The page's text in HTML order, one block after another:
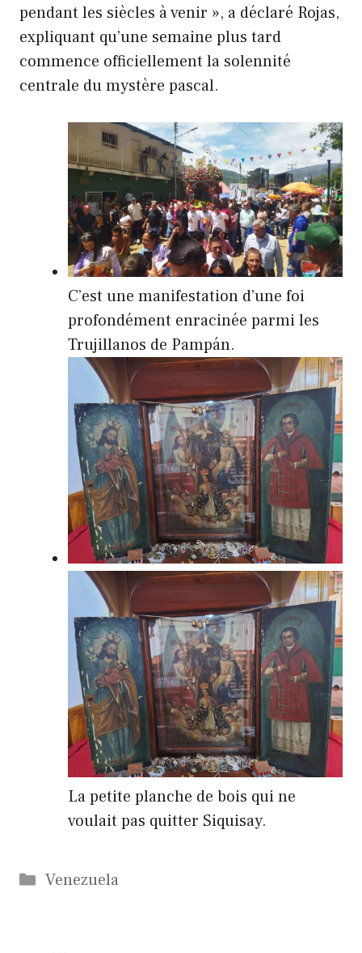
pendant les siècles à venir », a déclaré Rojas,
expliquant qu’une semaine plus tard
commence officiellement la solennité
centrale du mystère pascal.
C’est une manifestation d’une foi
profondément enracinée parmi les
Trujillanos de Pampán.
La petite planche de bois qui ne
voulait pas quitter Siquisay.
Catégories
Venezuela